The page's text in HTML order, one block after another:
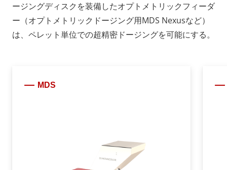
ージングディスクを装備したオプトメトリックフィーダ
ー（オプトメトリックドージング用MDS Nexusなど）
は、ペレット単位での超精密ドージングを可能にする。
MDS